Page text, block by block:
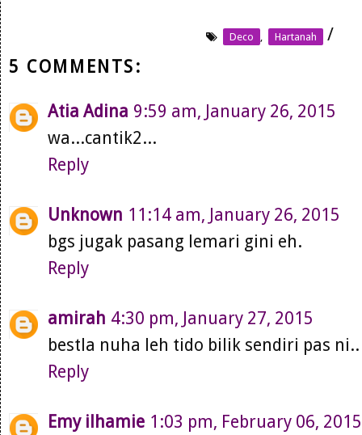
Deco Hartanah
/
5 COMMENTS:
Atia Adina 9:59 am, January 26, 2015
wa...cantik2...
Reply
Unknown 11:14 am, January 26, 2015
bgs jugak pasang lemari gini eh.
Reply
amirah 4:30 pm, January 27, 2015
bestla nuha leh tido bilik sendiri pas ni..
Reply
Emy ilhamie 1:03 pm, February 06, 2015